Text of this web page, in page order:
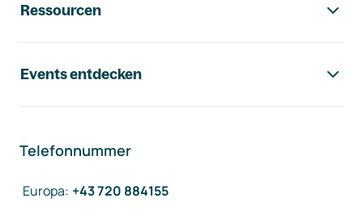
Ressourcen
Events entdecken
Telefonnummer
Europa: +43 720 884155